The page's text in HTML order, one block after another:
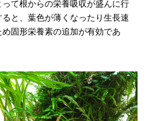
て根からの栄養吸収が盛んに行
と、葉色が薄くなったり生長速
固形栄養素の追加が有効であ